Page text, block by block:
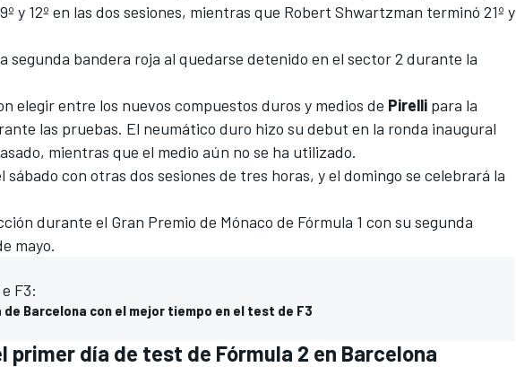
y 12º en las dos sesiones, mientras que Robert Shwartzman terminó 21º y
segunda bandera roja al quedarse detenido en el sector 2 durante la
elegir entre los nuevos compuestos duros y medios de Pirelli para la
las pruebas. El neumático duro hizo su debut en la ronda inaugural
mientras que el medio aún no se ha utilizado.
con otras dos sesiones de tres horas, y el domingo se celebrará la
durante el Gran Premio de Mónaco de Fórmula 1 con su segunda
mayo.
F3:
de Barcelona con el mejor tiempo en el test de F3
primer día de test de Fórmula 2 en Barcelona